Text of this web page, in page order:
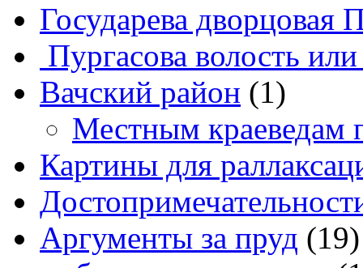
Государева дворцовая
Пургасова волость
Вачский район (1)
Местным краеведам
Картины для
Аргументы за пруд (19)